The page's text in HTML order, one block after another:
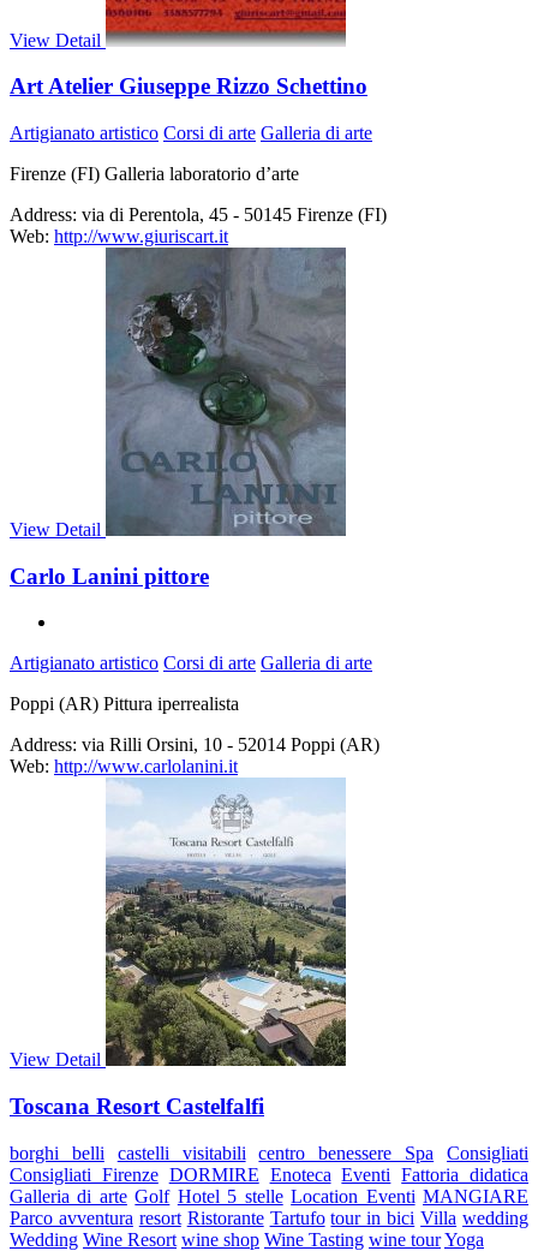
View Detail
Art Atelier Giuseppe Rizzo Schettino
Artigianato artistico Corsi di arte Galleria di arte
Firenze (FI) Galleria laboratorio d’arte
Address: via di Perentola, 45 - 50145 Firenze (FI)
Web: http://www.giuriscart.it
View Detail
Carlo Lanini pittore
Artigianato artistico Corsi di arte Galleria di arte
Poppi (AR) Pittura iperrealista
Address: via Rilli Orsini, 10 - 52014 Poppi (AR)
Web: http://www.carlolanini.it
View Detail
Toscana Resort Castelfalfi
borghi belli castelli visitabili centro benessere Spa
Consigliati
Consigliati Firenze DORMIRE Enoteca Eventi
Fattoria didatica
Galleria di arte Golf Hotel 5 stelle Location Eventi MANGIARE
Parco avventura resort Ristorante Tartufo tour in bici Villa wedding
Wedding Wine Resort wine shop Wine Tasting wine tourYoga